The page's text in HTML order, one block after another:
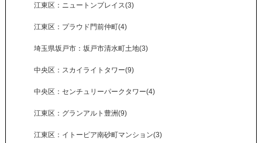
江東区：ニュートンプレイス(3)
江東区：プラウド門前仲町(4)
埼玉県坂戸市：坂戸市清水町土地(3)
中央区：スカイライトタワー(9)
中央区：センチュリーパークタワー(4)
江東区：グランアルト豊洲(9)
江東区：イトーピア南砂町マンション(3)